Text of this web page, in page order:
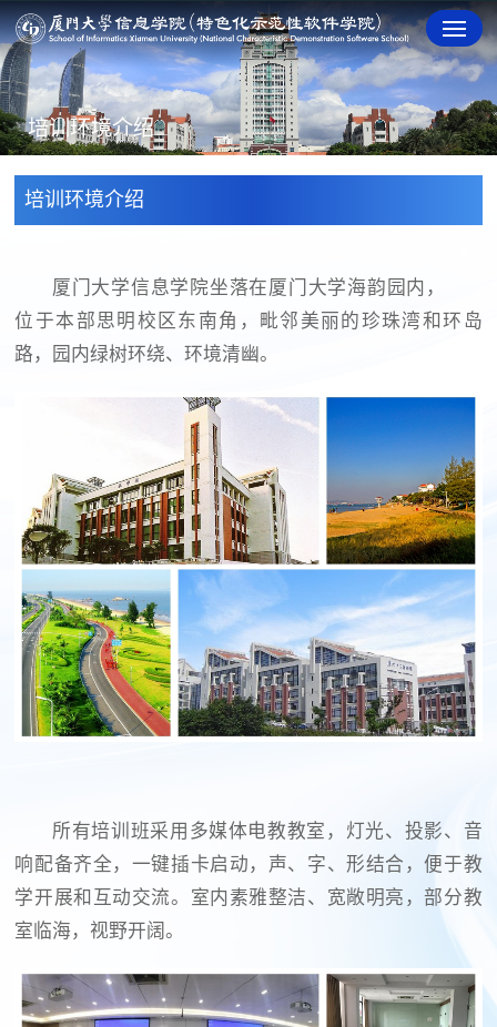
培训环境介绍
培训环境介绍
厦门大学信息学院坐落在厦门大学海韵园内，
位于本部思明校区东南角，毗邻美丽的珍珠湾和环岛
路，园内绿树环绕、环境清幽。
所有培训班采用多媒体电教教室，灯光、投影、音
响配备齐全，一键插卡启动，声、字、形结合，便于教
学开展和互动交流。室内素雅整洁、宽敞明亮，部分教
室临海，视野开阔。